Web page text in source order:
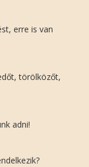
erre is van
törölközőt,
adni!